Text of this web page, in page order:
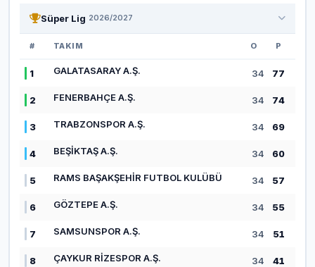
Süper Lig 2026/2027
# TAKIM O P
1 GALATASARAY A.Ş. 34 77
2 FENERBAHÇE A.Ş. 34 74
3 TRABZONSPOR A.Ş. 34 69
4 BEŞİKTAŞ A.Ş. 34 60
5 RAMS BAŞAKŞEHİR FUTBOL KULÜBÜ 34 57
6 GÖZTEPE A.Ş. 34 55
7 SAMSUNSPOR A.Ş. 34 51
8 ÇAYKUR RİZESPOR A.Ş. 34 41